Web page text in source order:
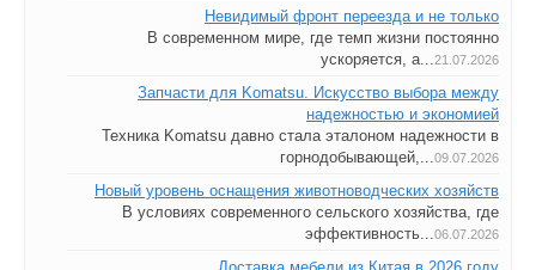
Невидимый фронт переезда и не только
В современном мире, где темп жизни постоянно
ускоряется, а...21.07.2026
Запчасти для Komatsu. Искусство выбора между
надежностью и экономией
Техника Komatsu давно стала эталоном надежности в
горнодобывающей,...09.07.2026
Новый уровень оснащения животноводческих хозяйств
В условиях современного сельского хозяйства, где
эффективность...06.07.2026